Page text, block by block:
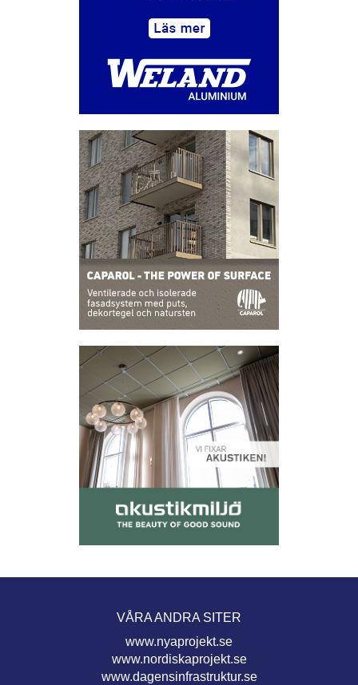
VÅRA ANDRA SITER
www.nyaprojekt.se
www.nordiskaprojekt.se
www.dagensinfrastruktur.se